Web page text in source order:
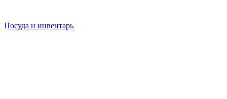
Посуда и инвентарь